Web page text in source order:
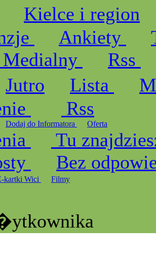
Kielce i region
Ankiety
Medialny
Rss
Jutro Lista
Rss
Dodaj do Informatora Oferta
Tu
Bez
kartki Wici Filmy